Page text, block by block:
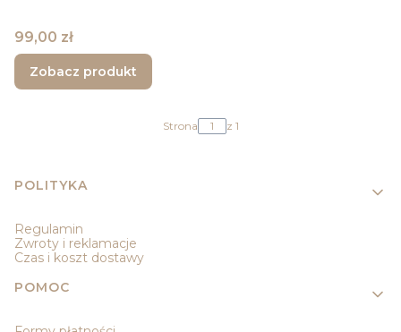
Cena
99,00 zł
Zobacz produkt
Strona z 1
Linki w stopce
POLITYKA
Regulamin
Zwroty i reklamacje
Czas i koszt dostawy
POMOC